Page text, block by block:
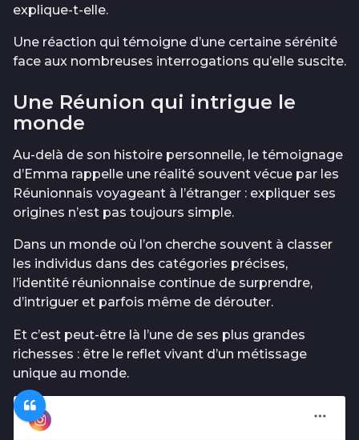
explique-t-elle.
Une réaction qui témoigne d’une certaine sérénité
face aux nombreuses interrogations qu’elle suscite.
Une Réunion qui intrigue le
monde
Au-delà de son histoire personnelle, le témoignage
d’Emma rappelle une réalité souvent vécue par les
Réunionnais voyageant à l’étranger : expliquer ses
origines n’est pas toujours simple.
Dans un monde où l’on cherche souvent à classer
les individus dans des catégories précises,
l’identité réunionnaise continue de surprendre,
d’intriguer et parfois même de dérouter.
Et c’est peut-être là l’une de ses plus grandes
richesses : être le reflet vivant d’un métissage
unique au monde.